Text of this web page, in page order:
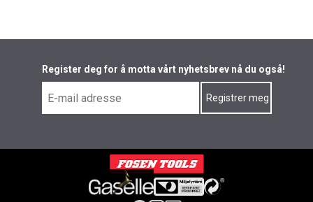
Register deg for å motta vårt nyhetsbrev nå du også!